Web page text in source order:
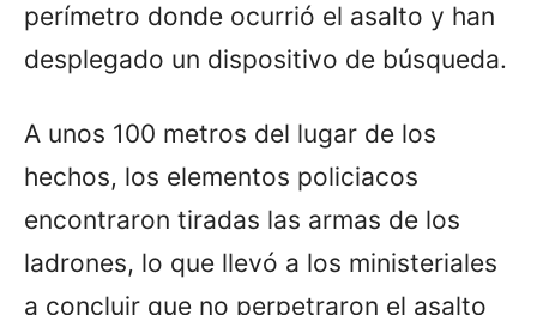
perímetro donde ocurrió el asalto y han
desplegado un dispositivo de búsqueda.
A unos 100 metros del lugar de los
hechos, los elementos policiacos
encontraron tiradas las armas de los
ladrones, lo que llevó a los ministeriales
a concluir que no perpetraron el asalto